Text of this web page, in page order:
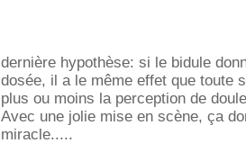
dernière hypothèse: si le bidule
dosée, il a le même effet que toute
plus ou moins la perception de
Avec une jolie mise en scène, ça
miracle.....